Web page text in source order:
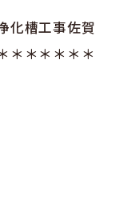
化槽工事佐賀
＊＊＊＊＊＊